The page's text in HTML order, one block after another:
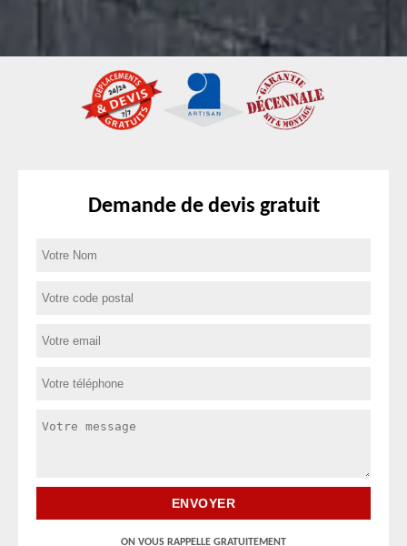
Demande de devis gratuit
ON VOUS RAPPELLE GRATUITEMENT